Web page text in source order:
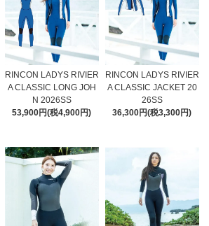
RINCON LADYS RIVIER
A CLASSIC LONG JOH
N 2026SS
53,900円(税4,900円)
RINCON LADYS RIVIER
A CLASSIC JACKET 20
26SS
36,300円(税3,300円)